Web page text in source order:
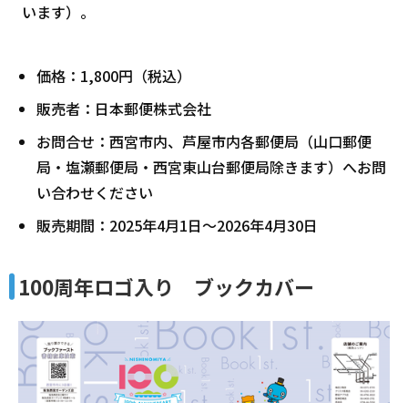
います）。
価格：1,800円（税込）
販売者：日本郵便株式会社
お問合せ：西宮市内、芦屋市内各郵便局（山口郵便
局・塩瀬郵便局・西宮東山台郵便局除きます）へお問
い合わせください
販売期間：2025年4月1日～2026年4月30日
100周年ロゴ入り ブックカバー